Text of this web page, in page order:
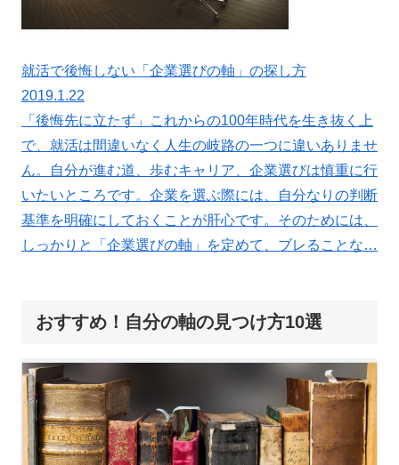
就活で後悔しない「企業選びの軸」の探し方
2019.1.22
「後悔先に立たず」これからの100年時代を生き抜く上
で、就活は間違いなく人生の岐路の一つに違いありませ
ん。自分が進む道、歩むキャリア、企業選びは慎重に行
いたいところです。企業を選ぶ際には、自分なりの判断
基準を明確にしておくことが肝心です。そのためには、
しっかりと「企業選びの軸」を定めて、ブレることな…
おすすめ！自分の軸の見つけ方10選